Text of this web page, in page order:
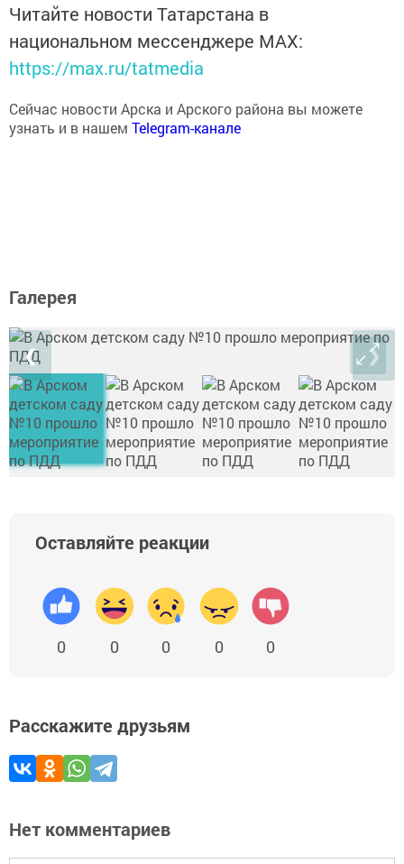
Читайте новости Татарстана в
национальном мессенджере MАХ:
https://max.ru/tatmedia
Сейчас новости Арска и Арского района вы можете
узнать и в нашем Telegram-канале
Галерея
❮ ❯
Оставляйте реакции
0 0 0 0 0
Расскажите друзьям
Нет комментариев